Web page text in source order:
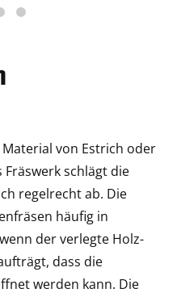
von Estrich oder
schlägt die
regelrecht ab. Die
häufig in
der verlegte Holz-
dass die
werden kann. Die